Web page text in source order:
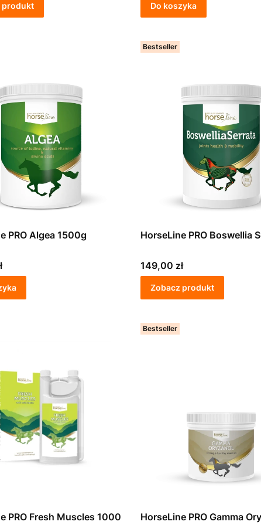
produkt Do koszyka
PRO Algea 1500g
Bestseller
HorseLine PRO Boswellia
Cena
149,00 zł
Zobacz produkt
PRO Fresh Muscles 1000
Bestseller
HorseLine PRO Gamma